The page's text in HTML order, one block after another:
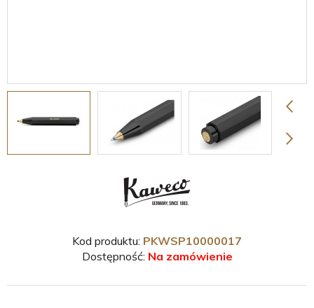
Kod produktu: PKWSP10000017
Dostępność: Na zamówienie